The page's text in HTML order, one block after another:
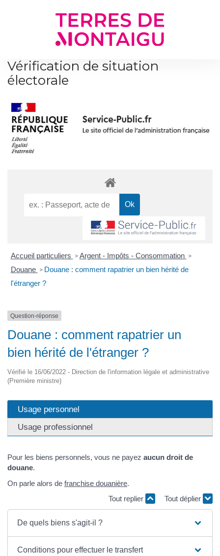
Vérification de situation
électorale
Accueil particuliers > Argent - Impôts - Consommation >
Douane > Douane : comment rapatrier un bien hérité de
l'étranger ?
Question-réponse
Douane : comment rapatrier un
bien hérité de l'étranger ?
Vérifié le 16/06/2022 - Direction de l'information légale et administrative
(Première ministre)
Usage personnel
Usage professionnel
Pour les biens personnels, vous ne payez aucun droit de
douane.
On parle alors de franchise douanière.
Tout replier
Tout déplier
De quels biens s'agit-il ?
Conditions pour effectuer le transfert